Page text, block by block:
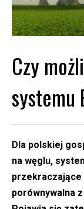
Czy
systemu
Dla polskiej
na węglu,
przekraczające
porównywalna